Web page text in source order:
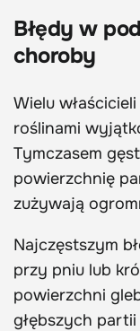
Błędy w
choroby
Wielu
roślinami
Tymczasem
powierzchnię
zużywają
Najczęstszym
przy pniu lub
powierzchni
głębszych